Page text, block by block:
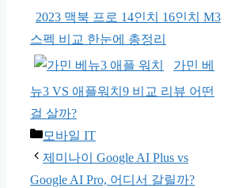
2023 맥북 프로 14인치 16인치 M3
스펙 비교 한눈에 총정리
가민 베
뉴3 VS 애플워치9 비교 리뷰 어떤
걸 살까?
카
테
고
모바일 IT
제미나이 Google AI Plus vs
Google AI Pro, 어디서 갈릴까?